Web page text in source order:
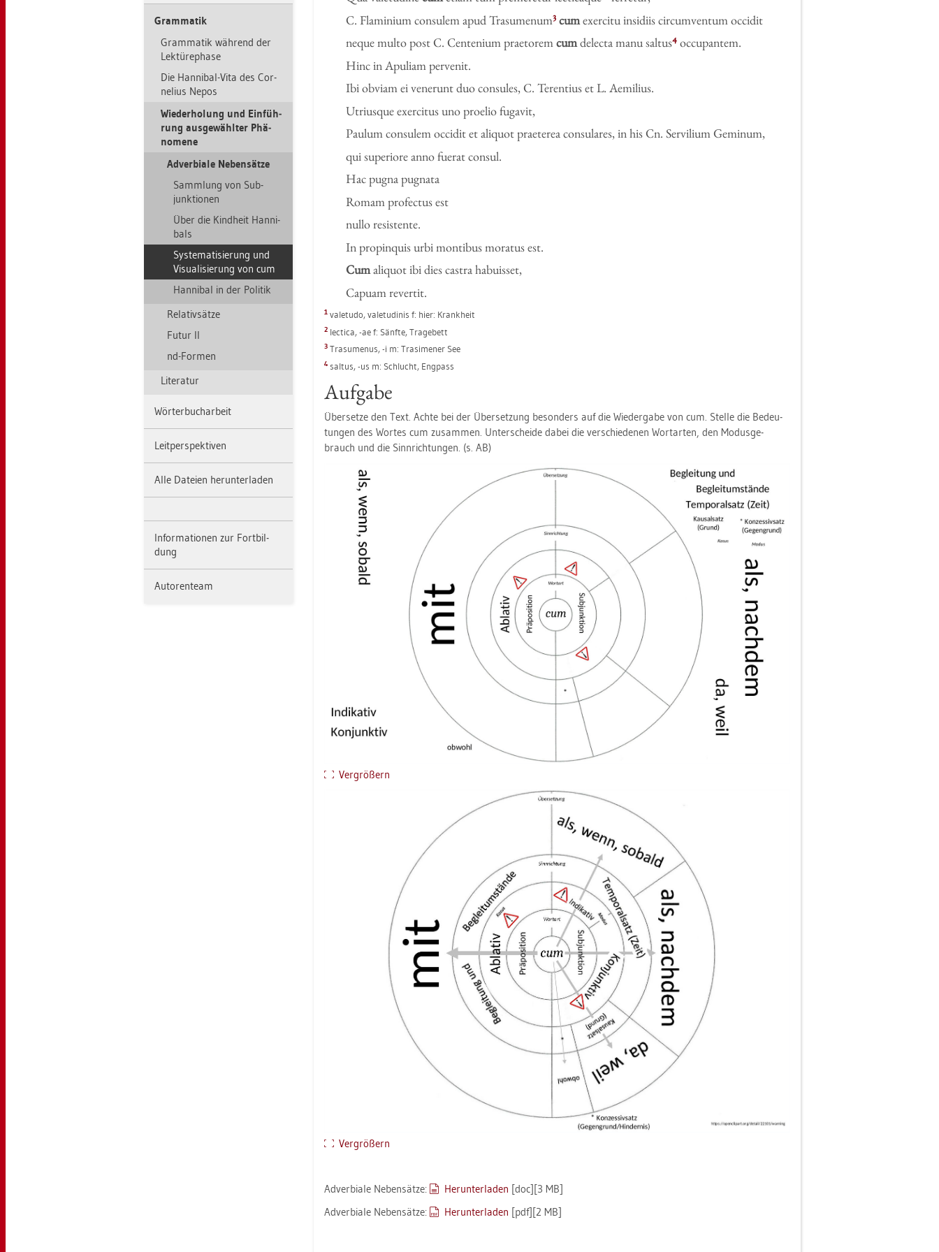
Gram­ma­tik
Gram­ma­tik wäh­rend der
Lek­tü­re­pha­se
Die Han­ni­bal-Vita des Cor­
ne­li­us Nepos
Wie­der­ho­lung und Ein­füh­
rung aus­ge­wähl­ter Phä­
no­me­ne
Ad­ver­bia­le Ne­ben­sät­ze
Samm­lung von Sub­
junk­tio­nen
Über die Kind­heit Han­ni­
bals
Sys­te­ma­ti­sie­rung und
Vi­sua­li­sie­rung von cum
Han­ni­bal in der Po­li­tik
Re­la­tiv­sät­ze
Futur II
nd-For­men
Li­te­ra­tur
Wör­ter­buch­ar­beit
Leit­per­spek­ti­ven
Alle Da­tei­en her­un­ter­la­den
In­for­ma­tio­nen zur Fort­bil­
dung
Au­to­ren­team
C. Fla­mi­ni­um con­su­lem apud Tra­su­menum3 cumex­er­ci­tu in­si­diis cir­cum­ven­tum oc­ci­dit
neque multo post C. Cen­teni­um prae­to­remcumdelec­ta manu sal­tus4oc­cup­an­tem.
Hinc in Apu­li­am per­ve­nit.
Ibi ob­vi­am ei ve­n­er­unt duo con­su­les, C. Te­ren­ti­us et L. Ae­mi­li­us.
Ut­ri­us­que ex­er­ci­tus uno pro­elio fu­ga­vit,
Pau­lum con­su­lem oc­ci­dit et ali­quot prae­te­rea con­su­la­res, in his Cn. Ser­vi­li­um Ge­mi­num,
qui su­pe­rio­re anno fu­erat con­sul.
Hac pugna pugna­ta
Romam pro­fec­tus est
nullo re­sis­ten­te.
In pro­pinquis urbi mon­ti­bus mo­ra­tus est.
Cumali­quot ibi dies cas­tra ha­buis­set,
Ca­puam re­ver­tit.
1va­letu­do, va­letu­di­nis f: hier: Krank­heit
2lec­tica, -ae f: Sänf­te, Tra­ge­bett
3Tra­su­me­nus, -i m: Tra­si­me­ner See
4sal­tus, -us m: Schlucht, Eng­pass
Auf­ga­be
Über­set­ze den Text. Achte bei der Über­set­zung be­son­ders auf die Wie­der­ga­be von cum. Stel­le die Be­deu­
tun­gen des Wor­tes cum zu­sam­men. Un­ter­schei­de dabei die ver­schie­de­nen Wort­ar­ten, den Mo­dus­ge­
brauch und die Sinn­rich­tun­gen. (s. AB)
Ver­grö­ßern
Ver­grö­ßern
Ad­ver­bia­le Ne­ben­sät­ze: Her­un­ter­la­den [doc][3 MB]
Ad­ver­bia­le Ne­ben­sät­ze:
Her­un­ter­la­den [pdf][2 MB]